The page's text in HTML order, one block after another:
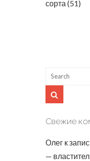
сорта (51)
Свежие
Олег к
—